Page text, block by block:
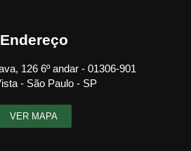
Endereço
126 6º andar - 01306-901
- São Paulo - SP
VER MAPA